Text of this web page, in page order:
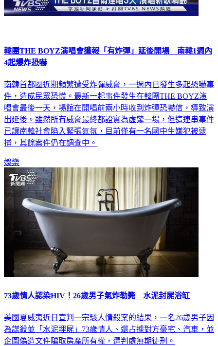
韓團THE BOYZ演唱會獲報「有炸彈」延後開場 南韓1週內
4起爆炸恐嚇
南韓首都圈近期頻繁遭受炸彈威脅，一週內已發生多起恐嚇事
件，造成民眾恐慌。最新一起事件發生在韓團THE BOYZ演
唱會最後一天，場館在開唱前兩小時收到炸彈恐嚇信，導致演
出延後。雖然所有威脅最終都證實為虛驚一場，但這連串事件
已讓南韓社會陷入緊張氣氛，目前僅有一名國中生嫌犯被逮
捕，其餘案件仍在調查中。
娛樂
73歲情人認染HIV！26歲男子氣炸勒斃 水泥封屍浴缸
美國夏威夷近日宣判一宗駭人情殺案的結果，一名26歲男子因
為謀殺並「水泥埋屍」73歲情人、還占據對方豪宅、汽車，並
企圖偽造文件騙取房產所有權，遭判處無期徒刑。